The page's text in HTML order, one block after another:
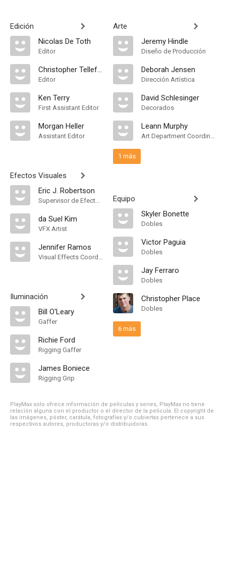
Edición
Nicolas De Toth
Editor
Christopher Tellefsen
Editor
Ken Terry
First Assistant Editor
Morgan Heller
Assistant Editor
Efectos Visuales
Eric J. Robertson
Supervisor de Efectos Visuales
da Suel Kim
VFX Artist
Jennifer Ramos
Visual Effects Coordinator
Iluminación
Bill O'Leary
Gaffer
Richie Ford
Rigging Gaffer
James Boniece
Rigging Grip
Arte
Jeremy Hindle
Diseño de Producción
Deborah Jensen
Dirección Artística
David Schlesinger
Decorados
Leann Murphy
Art Department Coordinator
1 más
Equipo
Skyler Bonette
Dobles
Victor Paguia
Dobles
Jay Ferraro
Dobles
Christopher Place
Dobles
6 más
PlayMax solo ofrece información de películas y series, PlayMax no tiene
relación alguna con el productor o el director de la película. El copyright de
las imágenes, póster, carátula, fotografías y/o cubiertas pertenece a sus
respectivos autores, productoras y/o distribuidoras.